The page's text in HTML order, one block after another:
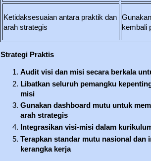
Ketidaksesuaian antara praktik dan
arah strategis
kembali
Strategi Praktis
Audit visi dan misi secara berkala
Libatkan seluruh pemangku
misi
Gunakan dashboard mutu untuk
arah strategis
Integrasikan visi-misi dalam
Terapkan standar mutu nasional dan
kerangka kerja